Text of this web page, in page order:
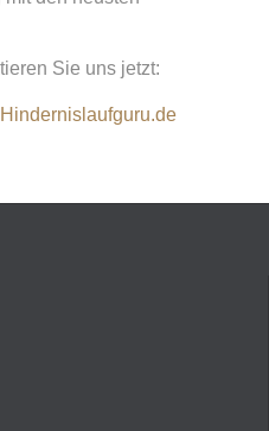
Sie uns jetzt: